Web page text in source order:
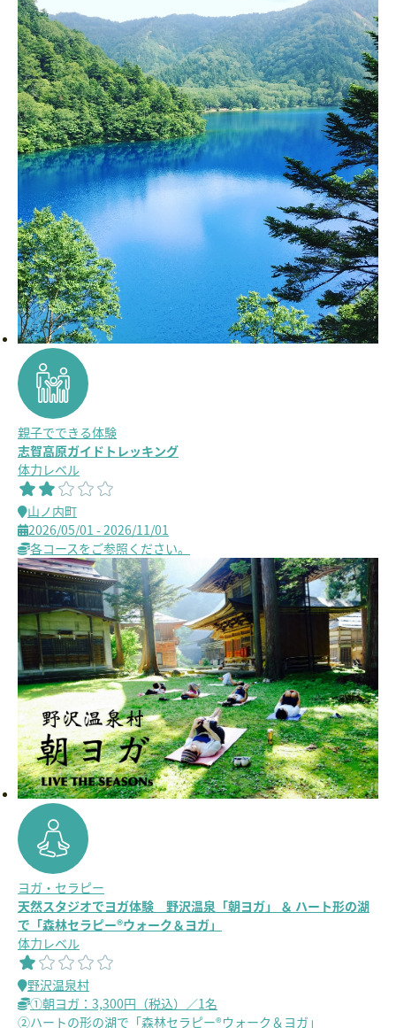
親子でできる体験
志賀高原ガイドトレッキング
体力レベル
山ノ内町
2026/05/01 - 2026/11/01
各コースをご参照ください。
ヨガ・セラピー
天然スタジオでヨガ体験 野沢温泉「朝ヨガ」 ＆ ハート形の湖
で「森林セラピー®ウォーク＆ヨガ」
体力レベル
野沢温泉村
①朝ヨガ：3,300円（税込）／1名
②ハートの形の湖で「森林セラピー®ウォーク＆ヨガ」